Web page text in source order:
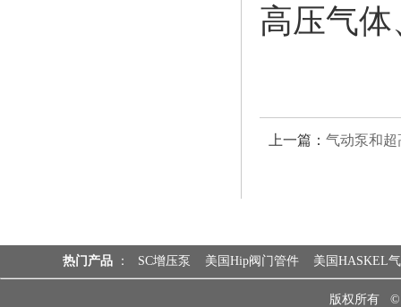
高压气
上一篇： 气动泵和超
热门产品 ： SC增压泵 美国Hip阀门管件 美国HASKEL
版权所有